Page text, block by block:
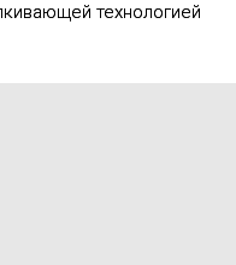
технологией